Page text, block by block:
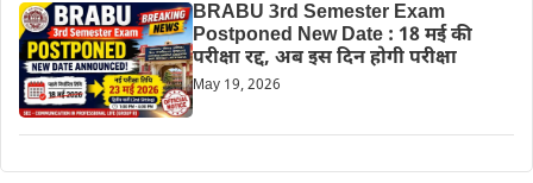
BRABU 3rd Semester Exam
Postponed New Date : 18 मई की
परीक्षा रद्द, अब इस दिन होगी परीक्षा
May 19, 2026